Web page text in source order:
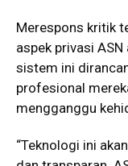
Merespons kritik
aspek privasi
sistem ini
profesional
mengganggu
“Teknologi ini